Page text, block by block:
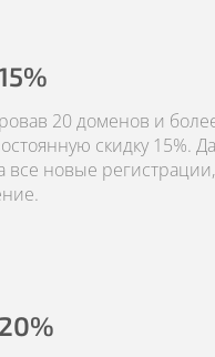
20 доменов и
скидку 15%.
все новые